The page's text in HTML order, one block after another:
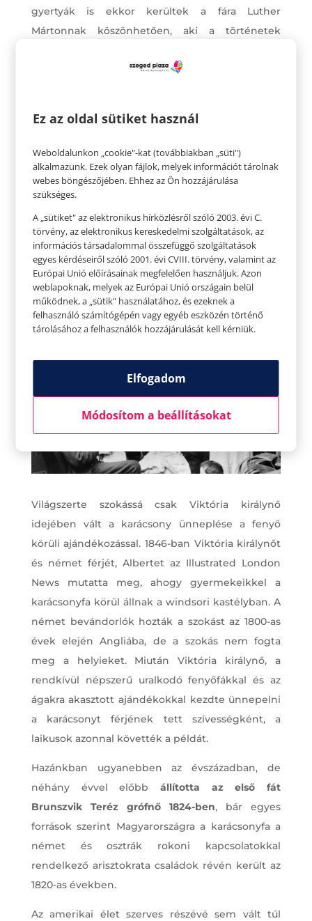
gyertyák is ekkor kerültek a fára Luther
Mártonnak köszönhetően, aki a történetek
prédikációt írt, séta közben pedig lenyűgözte az
gyertyákkal díszítette az ágait.
Annyi bizonyos, hogy 1605-ben már léteztek a
karácsonyfák, hiszen abban az évben a
történelmi feljegyzések szerint Strasburg lakói
„fenyőfákat állítottak fel a szalonokban… és
sokszínű papírból kivágott rózsákat, almát, ostyát,
aranyfóliát, édességeket akasztottak rájuk.
Világszerte szokássá csak Viktória királynő
idejében vált a karácsony ünneplése a fenyő
körüli ajándékozással. 1846-ban Viktória királynőt
és német férjét, Albertet az Illustrated London
News mutatta meg, ahogy gyermekeikkel a
karácsonyfa körül állnak a windsori kastélyban. A
német bevándorlók hozták a szokást az 1800-as
évek elején Angliába, de a szokás nem fogta
meg a helyieket. Miután Viktória királynő, a
rendkívül népszerű uralkodó fenyőfákkal és az
ágakra akasztott ajándékokkal kezdte ünnepelni
a karácsonyt férjének tett szívességként, a
laikusok azonnal követték a példát.
Hazánkban ugyanebben az évszázadban, de
néhány évvel előbb állította az első fát
Brunszvik Teréz grófnő 1824-ben, bár egyes
források szerint Magyarországra a karácsonyfa a
német és osztrák rokoni kapcsolatokkal
rendelkező arisztokrata családok révén került az
1820-as években.
Az amerikai élet szerves részévé sem vált túl
Ez az oldal sütiket használ
Weboldalunkon „cookie"-kat (továbbiakban „süti")
alkalmazunk. Ezek olyan fájlok, melyek információt tárolnak
webes böngészőjében. Ehhez az Ön hozzájárulása
szükséges.
A „sütiket" az elektronikus hírközlésről szóló 2003. évi C.
törvény, az elektronikus kereskedelmi szolgáltatások, az
információs társadalommal összefüggő szolgáltatások
egyes kérdéseiről szóló 2001. évi CVIII. törvény, valamint az
Európai Unió előírásainak megfelelően használjuk. Azon
weblapoknak, melyek az Európai Unió országain belül
működnek, a „sütik" használatához, és ezeknek a
felhasználó számítógépén vagy egyéb eszközén történő
tárolásához a felhasználók hozzájárulását kell kérniük.
Elfogadom
Módosítom a beállításokat